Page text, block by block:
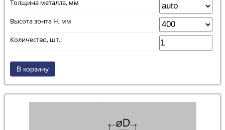
Толщина металла, мм
Высота зонта H, мм
Количество, шт.: